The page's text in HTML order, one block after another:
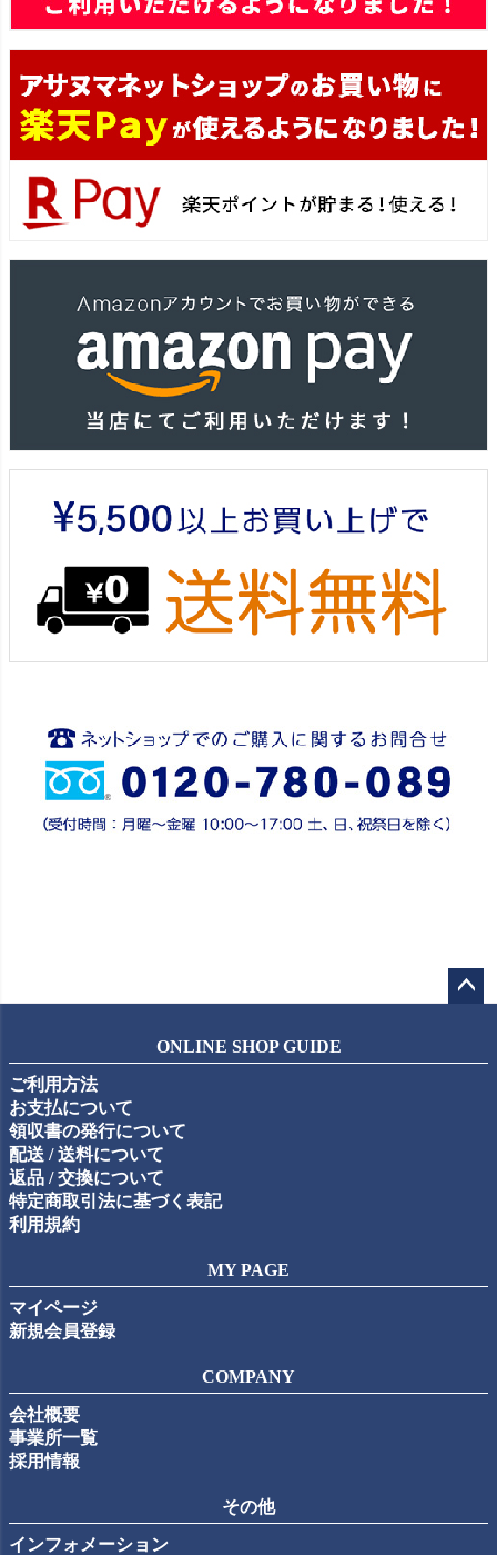
ップ
ONLINE SHOP GUIDE
ご利用方法
お支払について
領収書の発行について
配送 / 送料について
返品 / 交換について
特定商取引法に基づく表記
利用規約
MY PAGE
マイページ
新規会員登録
COMPANY
会社概要
事業所一覧
採用情報
その他
インフォメーション